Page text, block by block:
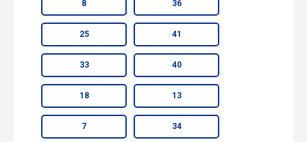
8 36
25 41
33 40
18 13
7 34